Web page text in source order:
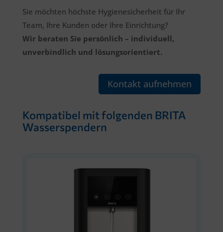
Sie möchten höchste Hygienesicherheit für Ihr
Team, Ihre Kunden oder Ihre Einrichtung?
Wir beraten Sie persönlich – individuell,
unverbindlich und lösungsorientiert.
Kontakt aufnehmen
Kompatibel mit folgenden BRITA
Wasserspendern